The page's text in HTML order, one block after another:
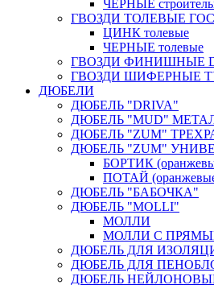
ЧЕРНЫЕ
ГВОЗДИ ТОЛЕВЫЕ
ЦИНК толевые
ЧЕРНЫЕ толевые
ГВОЗДИ ФИНИШНЫЕ
ГВОЗДИ ШИФЕРНЫЕ ТУ
ДЮБЕЛИ
ДЮБЕЛЬ "DRIVA"
ДЮБЕЛЬ "MUD"
ДЮБЕЛЬ "ZUM"
ДЮБЕЛЬ "ZUM"
БОРТИК
ПОТАЙ
ДЮБЕЛЬ "БАБОЧКА"
ДЮБЕЛЬ "МOLLI"
МОЛЛИ
МОЛЛИ С
ДЮБЕЛЬ ДЛЯ
ДЮБЕЛЬ ДЛЯ
ДЮБЕЛЬ